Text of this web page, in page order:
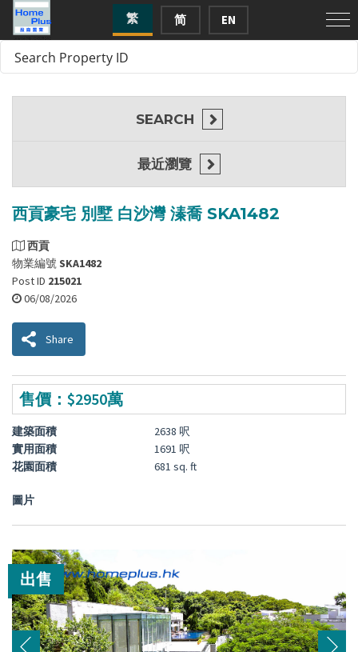
繁 简 EN
西貢豪宅 別墅 白沙灣 溱喬 SKA1482
西貢
物業編號SKA1482
Post ID 215021
06/08/2026
Share
售價：$2950萬
建築面積
2638 呎
實用面積
1691 呎
花園面積
681 sq. ft
圖片
出售
SEARCH
最近瀏覽